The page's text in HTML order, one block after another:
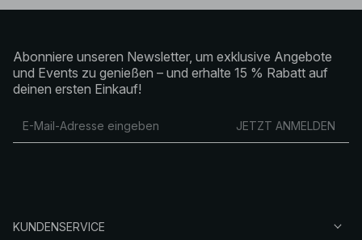
Abonniere unseren Newsletter, um exklusive Angebote
und Events zu genießen – und erhalte 15 % Rabatt auf
deinen ersten Einkauf!
JETZT ANMELDEN
KUNDENSERVICE